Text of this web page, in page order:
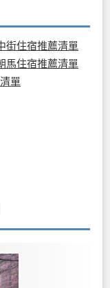
街住宿推薦清單
馬住宿推薦清單
單